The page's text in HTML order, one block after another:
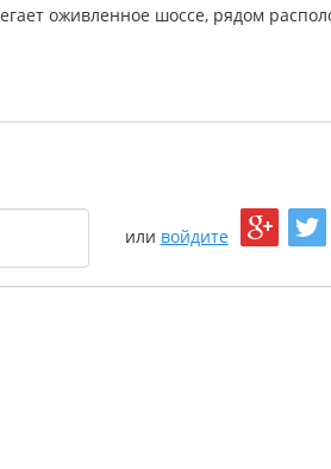
оживленное шоссе, рядом
или войдите